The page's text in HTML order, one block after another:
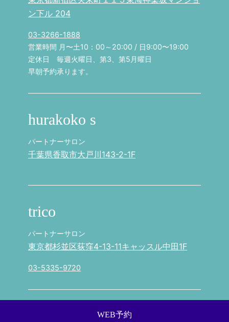
WEB予約
ン下ル 204
03-3266-1888
営業時間 月〜土10：00～20:00 / 日9:00〜19:00
定休日 毎週火曜日、第3、第5月曜日
早朝予約承ります。
hurakoko s
パートナーサロン
千葉県香取市大戸川143-2-1F
trico
パートナーサロン
東京都杉並区荻窪4-13-11キャッスル中田1F
03-5335-9720